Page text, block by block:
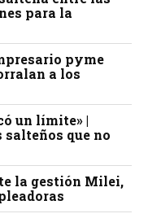
para la
pyme
a los
un límite» |
salteños que no
la gestión Milei,